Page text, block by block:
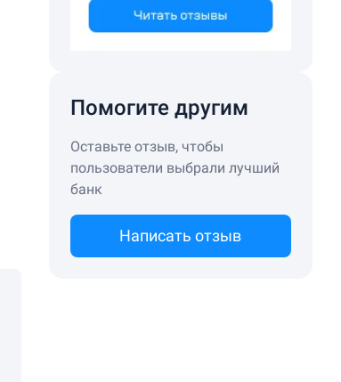
Помогите другим
Оставьте отзыв, чтобы
пользователи выбрали лучший
банк
Написать отзыв